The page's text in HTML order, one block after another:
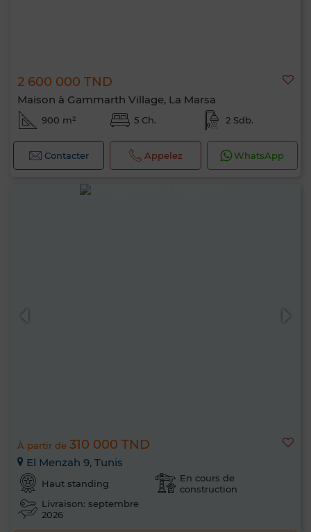
2 600 000 TND
Maison à Gammarth Village, La Marsa
900 m² 5 Ch. 2 Sdb.
Contacter Appelez WhatsApp
À partir de 310 000 TND
El Menzah 9, Tunis
Haut standing
En cours de
construction
Livraison: septembre
2026